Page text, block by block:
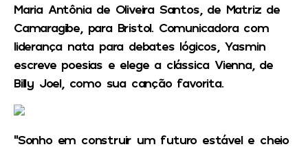
Maria Antônia de Oliveira Santos, de Matriz de
Camaragibe, para Bristol. Comunicadora com
liderança nata para debates lógicos, Yasmin
escreve poesias e elege a clássica Vienna, de
Billy Joel, como sua canção favorita.
“Sonho em construir um futuro estável e cheio